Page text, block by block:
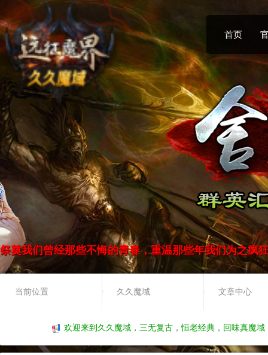
首页
祭奠我们曾经那些不悔的青春，重温那些年我们为之疯
当前位置 久久魔域 文章中心
欢迎来到久久魔域，三无复古，恒老经典，回味真魔域